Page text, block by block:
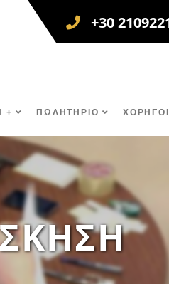
+30
+ ΠΩΛΗΤΗΡΙΟ